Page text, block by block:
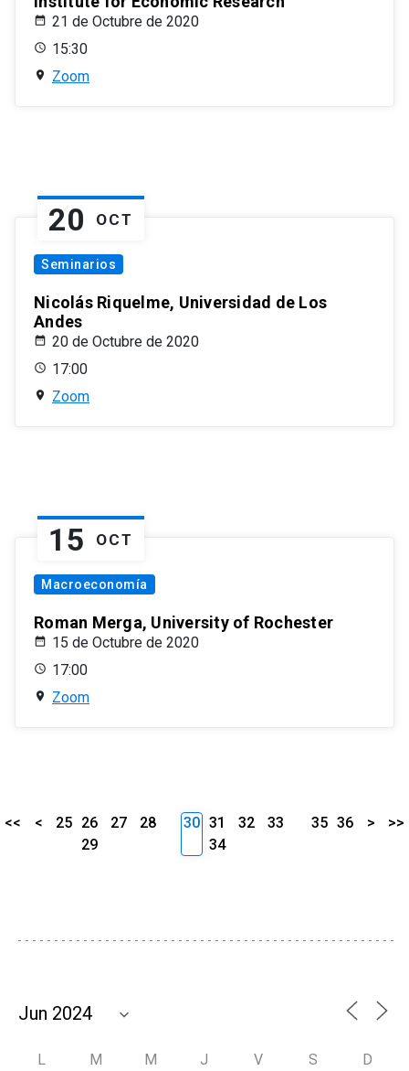
21 de Octubre de 2020
15:30
Zoom
20 OCT
Seminarios
Nicolás Riquelme, Universidad de Los
Andes
20 de Octubre de 2020
17:00
Zoom
15 OCT
Macroeconomía
Roman Merga, University of Rochester
15 de Octubre de 2020
17:00
Zoom
<< < 25 26 27
28
29
30 31 32
33
34
35 36 > >>
L M M J V S D